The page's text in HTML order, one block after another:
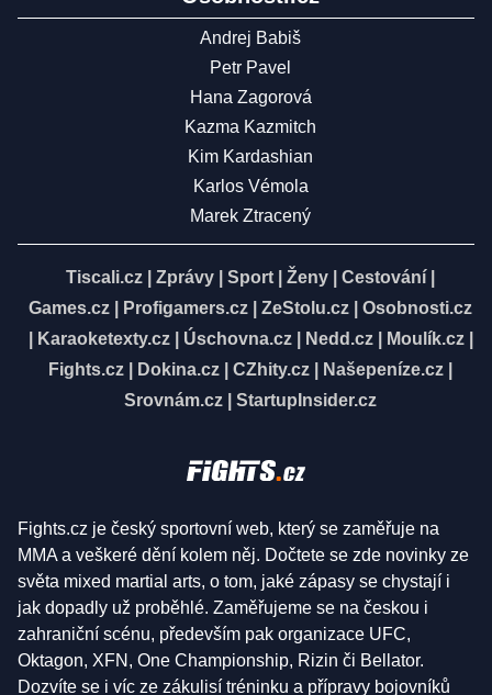
Andrej Babiš
Petr Pavel
Hana Zagorová
Kazma Kazmitch
Kim Kardashian
Karlos Vémola
Marek Ztracený
Tiscali.cz Zprávy Sport Ženy Cestování
Games.cz
Profigamers.cz ZeStolu.cz
Osobnosti.cz
Karaoketexty.cz| Úschovna.cz| Nedd.cz| Moulík.cz|
Fights.cz
Dokina.cz CZhity.cz Našepeníze.cz
Srovnám.cz
StartupInsider.cz
Fights.cz je český sportovní web, který se zaměřuje na
MMA a veškeré dění kolem něj. Dočtete se zde novinky ze
světa mixed martial arts, o tom, jaké zápasy se chystají i
jak dopadly už proběhlé. Zaměřujeme se na českou i
zahraniční scénu, především pak organizace UFC,
Oktagon, XFN, One Championship, Rizin či Bellator.
Dozvíte se i víc ze zákulisí tréninku a přípravy bojovníků